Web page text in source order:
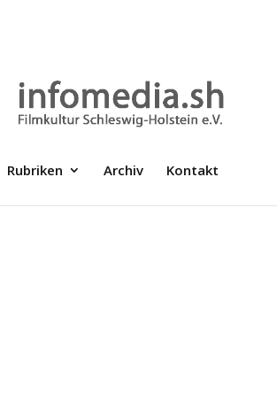
Rubriken Archiv Kontakt